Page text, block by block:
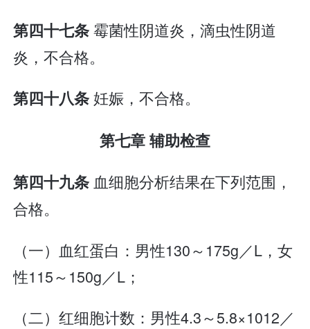
第四十七条霉菌性阴道炎，滴虫性阴道
炎，不合格。
第四十八条妊娠，不合格。
第七章 辅助检查
第四十九条血细胞分析结果在下列范围，
合格。
（一）血红蛋白：男性130～175g／L，女
性115～150g／L；
（二）红细胞计数：男性4.3～5.8×1012／